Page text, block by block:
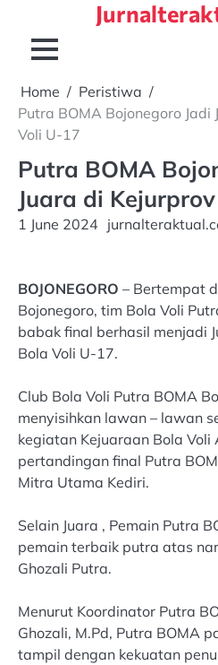
content
Home
Peristiwa
Putra BOMA Bojonegoro Jadi
Voli U-17
Putra BOMA
Juara di
1 June 2024
BOJONEGORO – Bertempat
Bojonegoro, tim Bola Voli
babak final berhasil menjadi
Bola Voli U-17.
Club Bola Voli Putra BOMA
menyisihkan lawan – lawan
kegiatan Kejuaraan Bola
pertandingan final Putra
Mitra Utama Kediri.
Selain Juara , Pemain Putra
pemain terbaik putra atas
Ghozali Putra.
Menurut Koordinator Putra
Ghozali, M.Pd, Putra BOMA
tampil dengan kekuatan